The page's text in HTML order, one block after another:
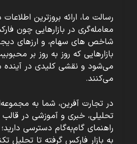
رسالت ما، ارائه بروزترین اطلاعات
معامله‌گری در بازارهایی چون
شاخص های سهام، و ارزهای
بازارهایی که روز به روز بر
می‌شود و نقشی کلیدی در آینده
می‌کنند.
در تجارت آفرین، شما به
تحلیلی، خبری و آموزشی در قالب
راهنمای گام‌به‌گام دسترسی
به بازار فارکس گرفته تا تحلیل